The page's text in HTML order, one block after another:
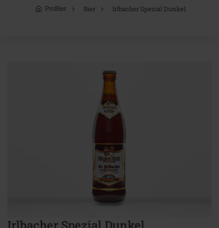
ProBier Bier Irlbacher Spezial Dunkel